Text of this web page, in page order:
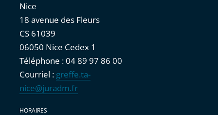
Nice
18 avenue des Fleurs
CS 61039
06050 Nice Cedex 1
Téléphone : 04 89 97 86 00
Courriel : greffe.ta-
nice@juradm.fr
HORAIRES